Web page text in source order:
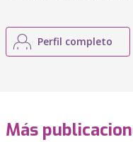
Perfil completo
Más